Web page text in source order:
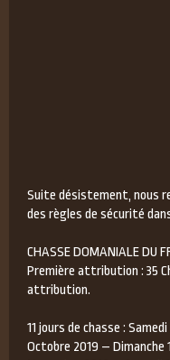
Suite désistement, nous
des règles de sécurité
CHASSE DOMANIALE DU
Première attribution : 35
attribution.
11 jours de chasse :
Octobre 2019 – Dimanche